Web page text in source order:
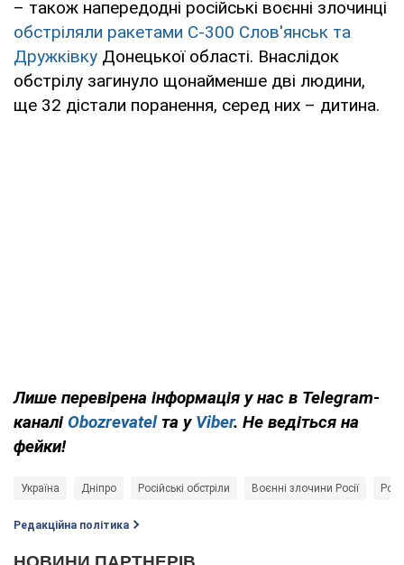
– також напередодні російські воєнні злочинці
обстріляли ракетами C-300 Слов'янськ та
Дружківку Донецької області. Внаслідок
обстрілу загинуло щонайменше дві людини,
ще 32 дістали поранення, серед них – дитина.
Лише перевірена інформація у нас в Telegram-
каналі Obozrevatelта у Viber. Не ведіться на
фейки!
Україна Дніпро Російські обстріли Воєнні злочини Росії
Редакційна політика